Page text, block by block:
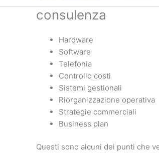
consulenza
Hardware
Software
Telefonia
Controllo costi
Sistemi gestionali
Riorganizzazione operativa
Strategie commerciali
Business plan
Questi sono alcuni dei punti che